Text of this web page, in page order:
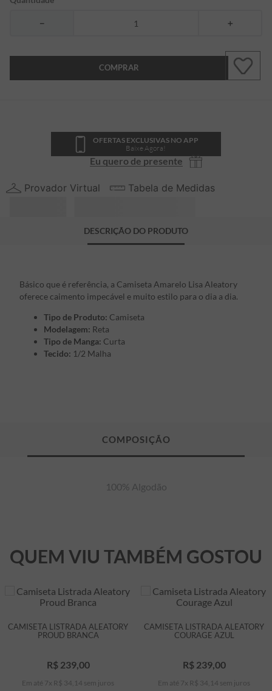
＋
－
COMPRAR
OFERTAS EXCLUSIVAS NO APP
Baixe Agora!
Eu quero de presente
Provador Virtual Tabela de Medidas
DESCRIÇÃO DO PRODUTO
Básico que é referência, a Camiseta Amarelo Lisa Aleatory
oferece caimento impecável e muito estilo para o dia a dia.
Tipo de Produto: Camiseta
Modelagem: Reta
Tipo de Manga: Curta
Tecido: 1/2 Malha
100% Algodão
QUEM VIU TAMBÉM GOSTOU
CAMISETA LISTRADA ALEATORY
PROUD BRANCA
R$ 239,00
Em até 7 x R$ 34 14 sem juros
CAMISETA LISTRADA ALEATORY
COURAGE AZUL
R$ 239,00
Em até 7 x R$ 34 14 sem juros